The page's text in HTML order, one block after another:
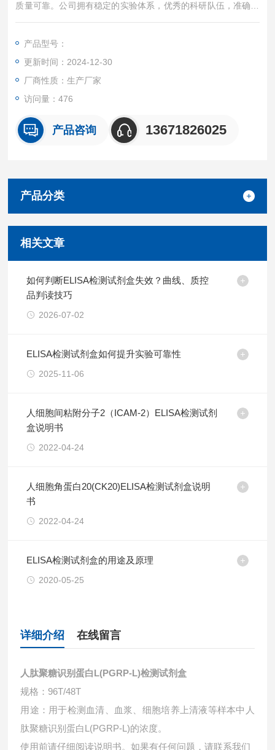
质量可靠。公司拥有稳定的实验体系，优秀的科研队伍，准确的
实验结果，是您值得信赖的合作伙伴，凡购买我司的试剂盒产品
产品型号：
更新时间：2024-12-30
厂商性质：生产厂家
访问量：476
产品咨询 13671826025
产品分类
相关文章
如何判断ELISA检测试剂盒失效？曲线、质控
品判读技巧
2026-07-02
ELISA检测试剂盒如何提升实验可靠性
2025-11-06
人细胞间粘附分子2（ICAM-2）ELISA检测试剂
盒说明书
2022-04-24
人细胞角蛋白20(CK20)ELISA检测试剂盒说明
书
2022-04-24
ELISA检测试剂盒的用途及原理
2020-05-25
详细介绍 在线留言
人肽聚糖识别蛋白L(PGRP-L)检测试剂盒
规格：96T/48T
用途：用于检测血清、血浆、细胞培养上清液等样本中 人
肽聚糖识别蛋白L(PGRP-L)的浓度。
使用前请仔细阅读说明书。如果有任何问题，请联系我们